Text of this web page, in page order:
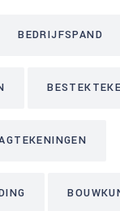
BEDRIJFSPAND